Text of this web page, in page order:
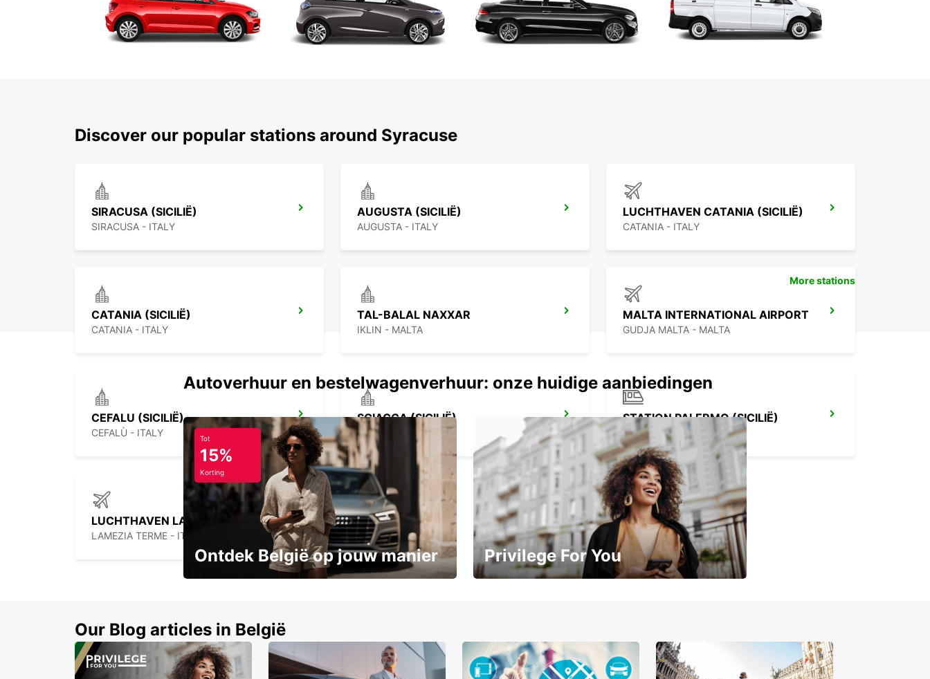
Verhuur mogelijk voor korte, middellange en lange
termijn
Eenrichtingsverhuur beschikbaar voor extra
Discover our popular stations around Syracuse
SIRACUSA (SICILIË)
SIRACUSA - ITALY
AUGUSTA (SICILIË)
AUGUSTA - ITALY
LUCHTHAVEN CATANIA (SICILIË)
CATANIA - ITALY
CATANIA (SICILIË)
CATANIA - ITALY
TAL-BALAL NAXXAR
IKLIN - MALTA
MALTA INTERNATIONAL AIRPORT
GUDJA MALTA - MALTA
CEFALU (SICILIË)
CEFALÙ - ITALY
SCIACCA (SICILIË)
SCIACCA - ITALY
STATION PALERMO (SICILIË)
PALERMO - ITALY
LUCHTHAVEN LAMEZIA
LAMEZIA TERME - ITALY
More stations
Autoverhuur en bestelwagenverhuur: onze huidige aanbiedingen
Tot
15%
Korting
Ontdek België op jouw manier Privilege For You
Our Blog articles in België